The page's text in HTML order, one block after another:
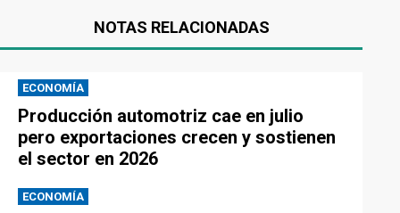
NOTAS RELACIONADAS
ECONOMÍA
Producción automotriz cae en julio
pero exportaciones crecen y sostienen
el sector en 2026
ECONOMÍA